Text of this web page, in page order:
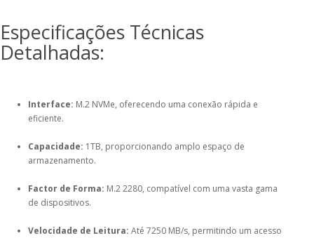
Especificações Técnicas
Detalhadas:
Interface: M.2 NVMe, oferecendo uma conexão rápida e
eficiente.
Capacidade: 1TB, proporcionando amplo espaço de
armazenamento.
Factor de Forma: M.2 2280, compatível com uma vasta gama
de dispositivos.
Velocidade de Leitura: Até 7250 MB/s, permitindo um acesso